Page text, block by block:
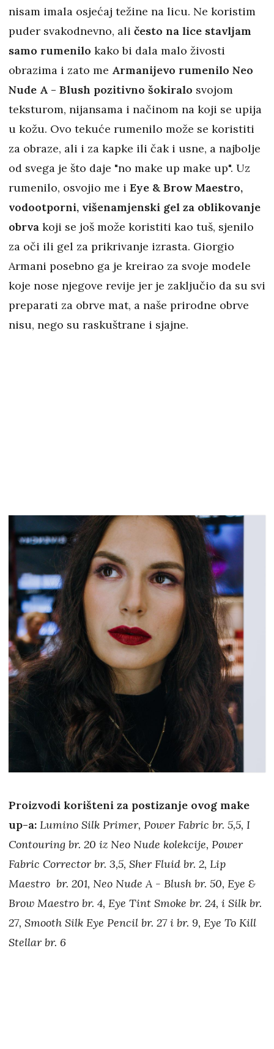
nisam imala osjećaj težine na licu. Ne koristim
puder svakodnevno, ali često na lice stavljam
samo rumenilo kako bi dala malo živosti
obrazima i zato me Armanijevo rumenilo Neo
Nude A - Blush pozitivno šokiralo svojom
teksturom, nijansama i načinom na koji se upija
u kožu. Ovo tekuće rumenilo može se koristiti
za obraze, ali i za kapke ili čak i usne, a najbolje
od svega je što daje "no make up make up". Uz
rumenilo, osvojio me i Eye & Brow Maestro,
vodootporni, višenamjenski gel za oblikovanje
obrva koji se još može koristiti kao tuš, sjenilo
za oči ili gel za prikrivanje izrasta. Giorgio
Armani posebno ga je kreirao za svoje modele
koje nose njegove revije jer je zaključio da su svi
preparati za obrve mat, a naše prirodne obrve
nisu, nego su raskuštrane i sjajne.
Proizvodi korišteni za postizanje ovog make
up-a: Lumino Silk Primer, Power Fabric br. 5,5, I
Contouring br. 20 iz Neo Nude kolekcije, Power
Fabric Corrector br. 3,5, Sher Fluid br. 2, Lip
Maestro br. 201, Neo Nude A - Blush br. 50, Eye &
Brow Maestro br. 4, Eye Tint Smoke br. 24, i Silk br.
27, Smooth Silk Eye Pencil br. 27 i br. 9, Eye To Kill
Stellar br. 6